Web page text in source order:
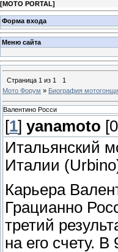
[MOTO PORTAL]
Форма входа
Меню сайта
Страница 1 из 1
1
Мото Форум » Биография
Валентино Росси
[1] yanamoto
Итальянский
Италии
Карьера
Грацианно
третий
на его счету.